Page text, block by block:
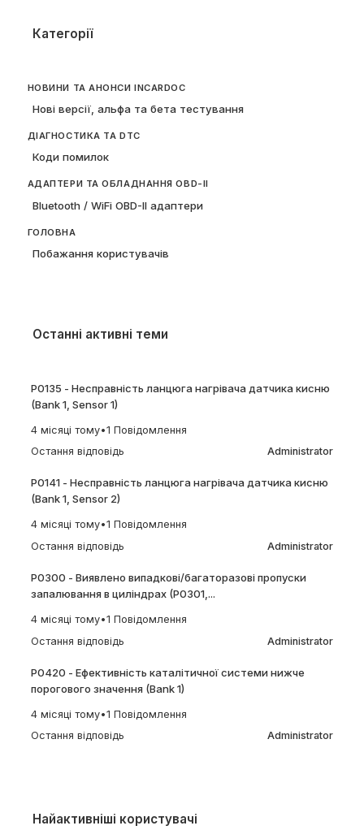
Категорії
НОВИНИ ТА АНОНСИ INCARDOC
Нові версії, альфа та бета тестування
ДІАГНОСТИКА ТА DTC
Коди помилок
АДАПТЕРИ ТА ОБЛАДНАННЯ OBD-II
Bluetooth / WiFi OBD-II адаптери
ГОЛОВНА
Побажання користувачів
Останні активні теми
P0135 - Несправність ланцюга нагрівача датчика кисню
(Bank 1, Sensor 1)
4 місяці тому•1 Повідомлення
Остання відповідь
Administrator
P0141 - Несправність ланцюга нагрівача датчика кисню
(Bank 1, Sensor 2)
4 місяці тому•1 Повідомлення
Остання відповідь
Administrator
P0300 - Виявлено випадкові/багаторазові пропуски
запалювання в циліндрах (P0301,...
4 місяці тому•1 Повідомлення
Остання відповідь
Administrator
P0420 - Ефективність каталітичної системи нижче
порогового значення (Bank 1)
4 місяці тому•1 Повідомлення
Остання відповідь
Administrator
Найактивніші користувачі